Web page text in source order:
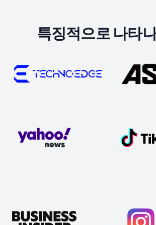
특징적으로 나타